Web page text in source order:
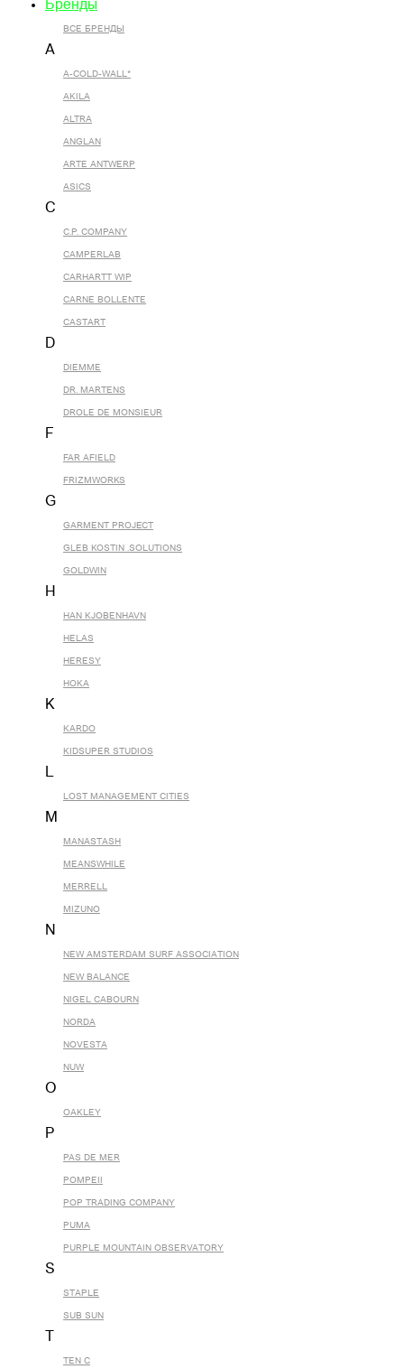
Бренды
ВСЕ БРЕНДЫ
A
A-COLD-WALL*
AKILA
ALTRA
ANGLAN
ARTE ANTWERP
ASICS
C
C.P. COMPANY
CAMPERLAB
CARHARTT WIP
CARNE BOLLENTE
CASTART
D
DIEMME
DR. MARTENS
DROLE DE MONSIEUR
F
FAR AFIELD
FRIZMWORKS
G
GARMENT PROJECT
GLEB KOSTIN .SOLUTIONS
GOLDWIN
H
HAN KJOBENHAVN
HELAS
HERESY
HOKA
K
KARDO
KIDSUPER STUDIOS
L
LOST MANAGEMENT CITIES
M
MANASTASH
MEANSWHILE
MERRELL
MIZUNO
N
NEW AMSTERDAM SURF ASSOCIATION
NEW BALANCE
NIGEL CABOURN
NORDA
NOVESTA
NUW
O
OAKLEY
P
PAS DE MER
POMPEII
POP TRADING COMPANY
PUMA
PURPLE MOUNTAIN OBSERVATORY
S
STAPLE
SUB SUN
TEN C